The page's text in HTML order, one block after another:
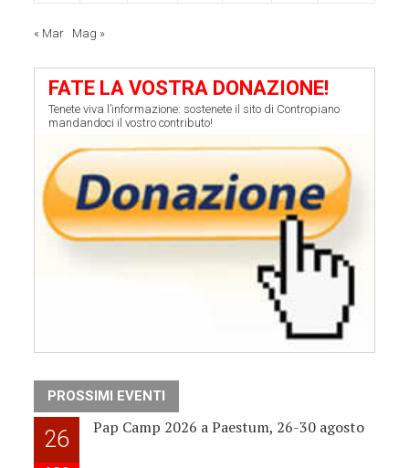
« Mar Mag »
FATE LA VOSTRA DONAZIONE!
Tenete viva l’informazione: sostenete il sito di Contropiano
mandandoci il vostro contributo!
PROSSIMI EVENTI
26 Pap Camp 2026 a Paestum, 26-30 agosto